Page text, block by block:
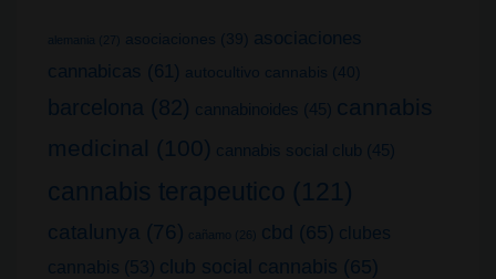
alemania (27) asociaciones (39)
asociaciones
cannabicas (61) autocultivo cannabis (40)
barcelona (82) cannabinoides (45) cannabis
medicinal (100) cannabis social club (45)
cannabis terapeutico (121)
catalunya (76) cañamo (26) cbd (65) clubes
cannabis (53) club social cannabis (65)